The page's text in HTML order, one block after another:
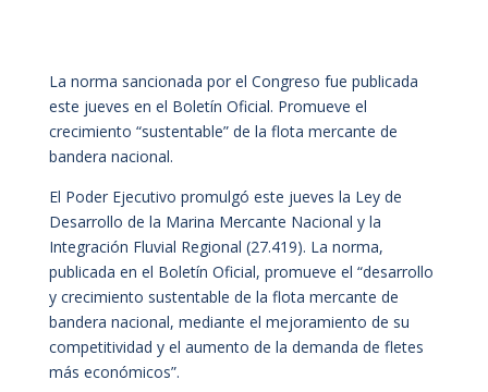
La norma sancionada por el Congreso fue publicada
este jueves en el Boletín Oficial. Promueve el
crecimiento “sustentable” de la flota mercante de
bandera nacional.
El Poder Ejecutivo promulgó este jueves la Ley de
Desarrollo de la Marina Mercante Nacional y la
Integración Fluvial Regional (27.419). La norma,
publicada en el Boletín Oficial, promueve el “desarrollo
y crecimiento sustentable de la flota mercante de
bandera nacional, mediante el mejoramiento de su
competitividad y el aumento de la demanda de fletes
más económicos”.